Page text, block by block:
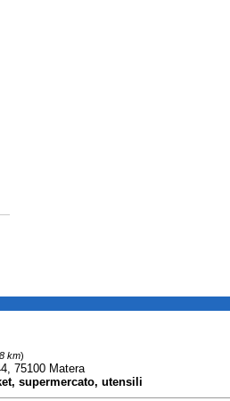
km)
75100 Matera
supermercato, utensili